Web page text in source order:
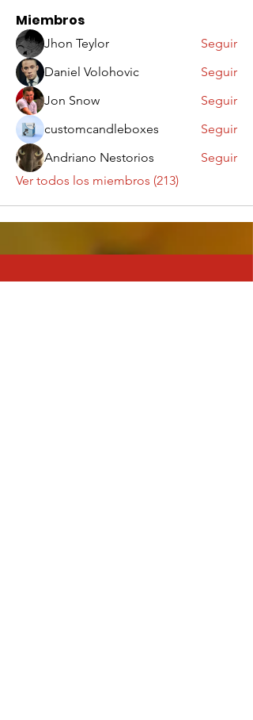
Miembros
Jhon Teylor
Seguir
Daniel Volohovic
Seguir
Jon Snow
Seguir
customcandleboxes
Seguir
Andriano Nestorios
Seguir
Ver todos los miembros (213)